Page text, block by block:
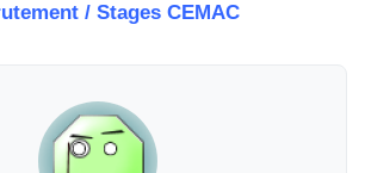
/ Stages CEMAC